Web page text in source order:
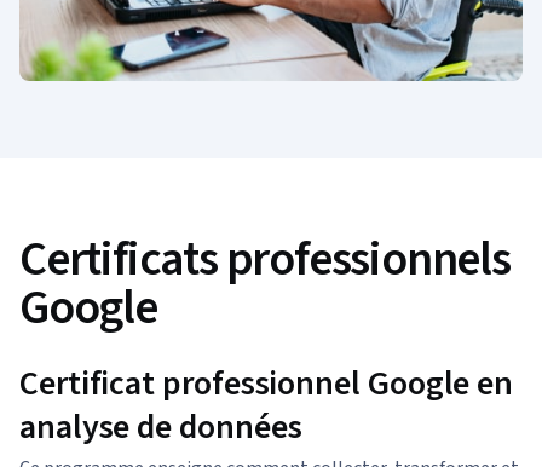
Certificats professionnels
Google
Certificat professionnel Google en
analyse de données